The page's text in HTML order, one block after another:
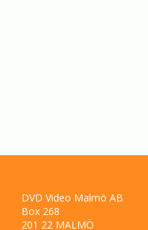
DVD Video Malmö AB
Box 268
201 22 MALMÖ